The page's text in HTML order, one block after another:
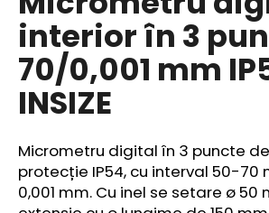
produsului
este
0,0
din
5
stele.
interior în 3
70/0,001 mm
INSIZE
Micrometru digital în 3 puncte
protecție IP54, cu interval 50-70
0,001 mm. Cu inel se setare ø 50
r
e
c
o
m
a
n
d
ă
m